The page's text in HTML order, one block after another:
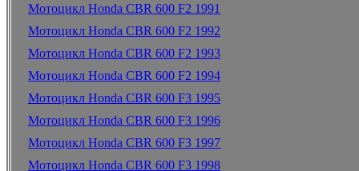
Мотоцикл Honda CBR 600 F2 1991
Мотоцикл Honda CBR 600 F2 1992
Мотоцикл Honda CBR 600 F2 1993
Мотоцикл Honda CBR 600 F2 1994
Мотоцикл Honda CBR 600 F3 1995
Мотоцикл Honda CBR 600 F3 1996
Мотоцикл Honda CBR 600 F3 1997
Мотоцикл Honda CBR 600 F3 1998